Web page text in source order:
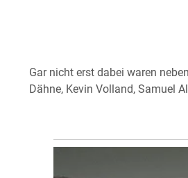
Gar nicht erst dabei waren
Dähne, Kevin Volland, Samuel